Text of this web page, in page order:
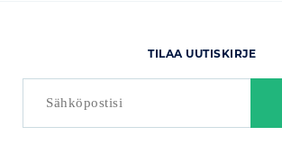
TILAA UUTISKIRJE